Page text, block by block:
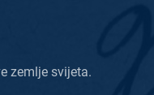
zemlje svijeta.